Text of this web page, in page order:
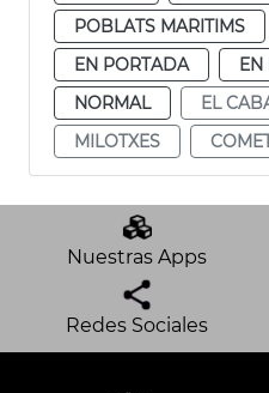
POBLATS MARITIMS
EN PORTADA
EN
NORMAL
EL
MILOTXES
Nuestras Apps
Redes Sociales